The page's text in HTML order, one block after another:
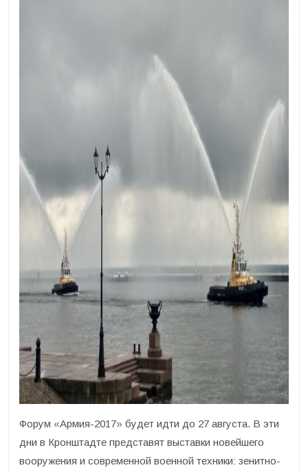
Форум «Армия-2017» будет идти до 27 августа. В эти
дни в Кронштадте представят выставки новейшего
вооружения и современной военной техники: зенитно-